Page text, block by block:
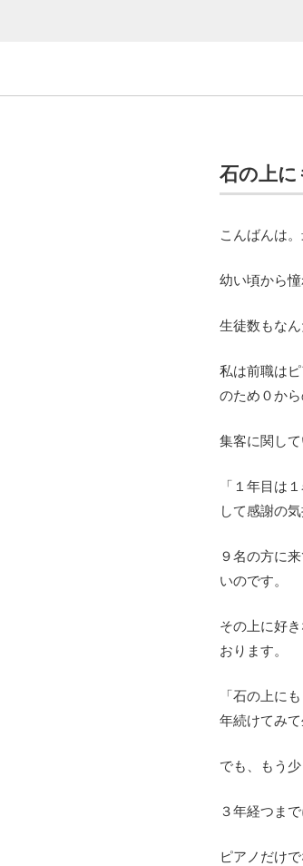
石の上に
こんばんは
幼い頃から
生徒数もな
私は前職は
のため０か
集客に関し
「１年目は
して感謝の
９名の方に
いのです。
その上に好
おります。
「石の上に
年続けてみ
でも、もう
３年経つま
ピアノだけ